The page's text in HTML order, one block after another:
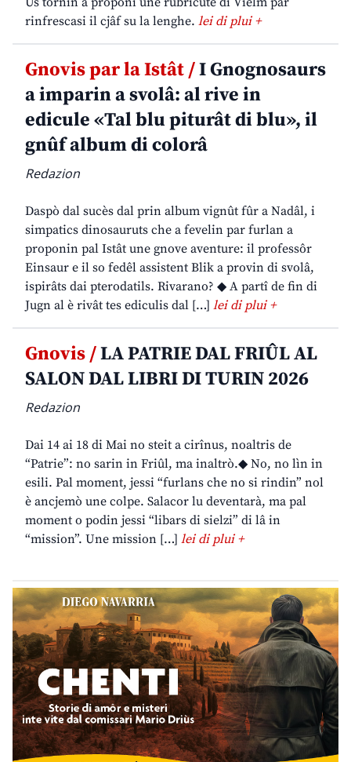
rinfrescasi il cjâf su la lenghe. lei di plui +
Gnovis par la Istât /I Gnognosaurs
a imparin a svolâ: al rive in
edicule «Tal blu piturât di blu», il
gnûf album di colorâ
Redazion
Daspò dal sucès dal prin album vignût fûr a Nadâl, i
simpatics dinosauruts che a fevelin par furlan a
proponin pal Istât une gnove aventure: il professôr
Einsaur e il so fedêl assistent Blik a provin di svolâ,
ispirâts dai pterodatils. Rivarano? ◆ A partî de fin di
Jugn al è rivât tes ediculis dal […] lei di plui +
Gnovis /LA PATRIE DAL FRIÛL AL
SALON DAL LIBRI DI TURIN 2026
Redazion
Dai 14 ai 18 di Mai no steit a cirînus, noaltris de
“Patrie”: no sarin in Friûl, ma inaltrò.◆ No, no lìn in
esili. Pal moment, jessi “furlans che no si rindin” nol
è ancjemò une colpe. Salacor lu deventarà, ma pal
moment o podin jessi “libars di sielzi” di lâ in
“mission”. Une mission […] lei di plui +